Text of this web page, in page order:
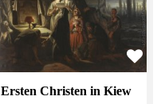
Ersten Christen in Kiew